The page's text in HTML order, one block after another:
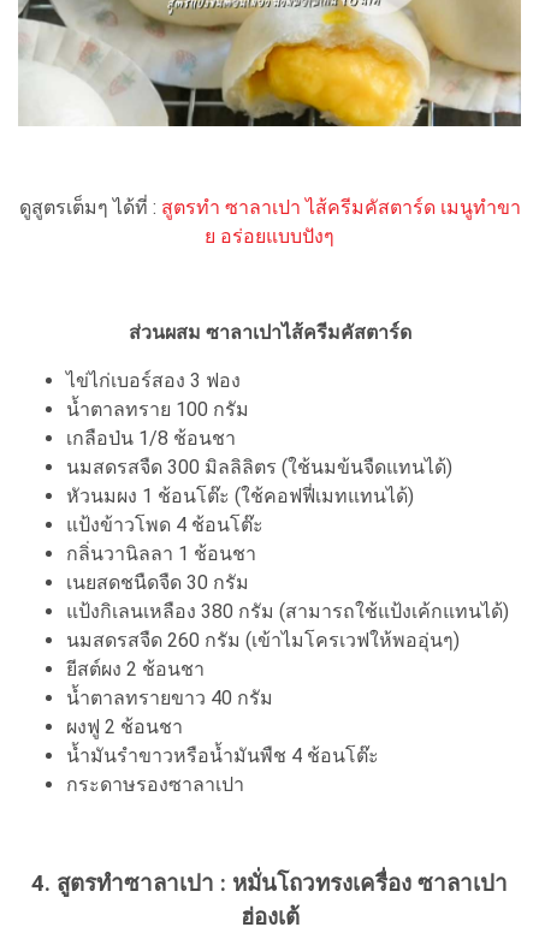
ดูสูตรเต็มๆ ได้ที่ : สูตรทำ ซาลาเปา ไส้ครีมคัสตาร์ด เมนูทำขา
ย อร่อยแบบปังๆ
ส่วนผสม ซาลาเปาไส้ครีมคัสตาร์ด
ไข่ไก่เบอร์สอง 3 ฟอง
น้ำตาลทราย 100 กรัม
เกลือป่น 1/8 ช้อนชา
นมสดรสจืด 300 มิลลิลิตร (ใช้นมข้นจืดแทนได้)
หัวนมผง 1 ช้อนโต๊ะ (ใช้คอฟฟี่เมทแทนได้)
แป้งข้าวโพด 4 ช้อนโต๊ะ
กลิ่นวานิลลา 1 ช้อนชา
เนยสดชนืดจืด 30 กรัม
แป้งกิเลนเหลือง 380 กรัม (สามารถใช้แป้งเค้กแทนได้)
นมสดรสจืด 260 กรัม (เข้าไมโครเวฟให้พออุ่นๆ)
ยีสต์ผง 2 ช้อนชา
น้ำตาลทรายขาว 40 กรัม
ผงฟู 2 ช้อนชา
น้ำมันรำขาวหรือน้ำมันพืช 4 ช้อนโต๊ะ
กระดาษรองซาลาเปา
4. สูตรทำซาลาเปา : หมั่นโถวทรงเครื่อง ซาลาเปา
ฮ่องเต้